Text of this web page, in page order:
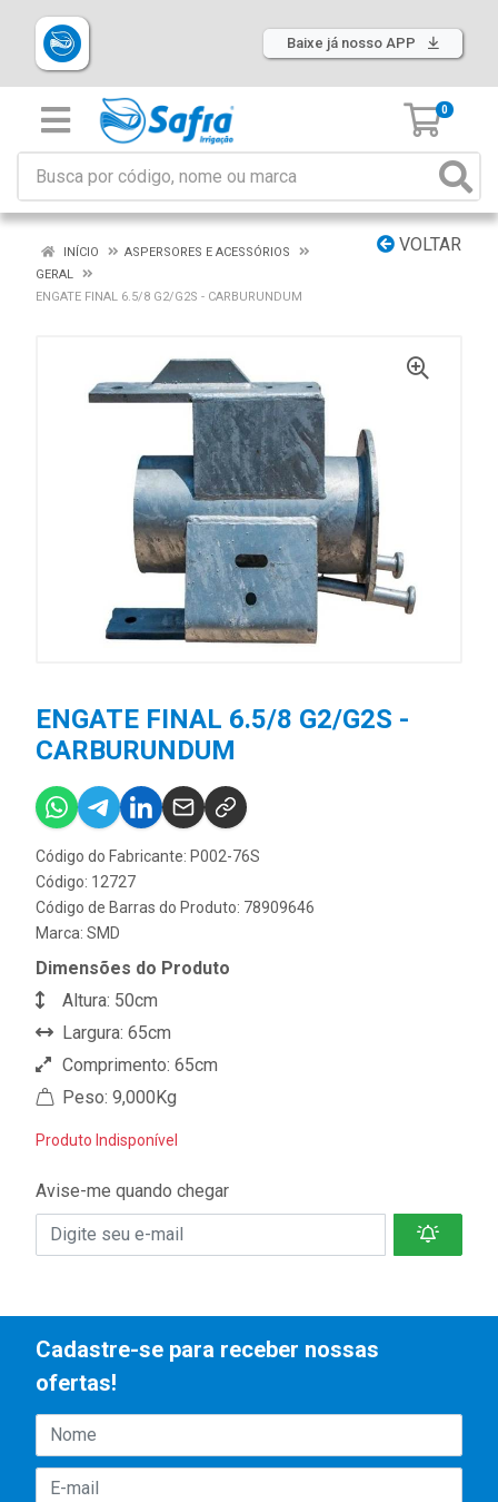
Baixe já nosso APP
0
VOLTAR
INÍCIO
ASPERSORES E ACESSÓRIOS
GERAL
ENGATE FINAL 6.5/8 G2/G2S - CARBURUNDUM
ENGATE FINAL 6.5/8 G2/G2S -
CARBURUNDUM
Código do Fabricante: P002-76S
Código: 12727
Código de Barras do Produto: 78909646
Marca: SMD
Dimensões do Produto
Altura: 50cm
Largura: 65cm
Comprimento: 65cm
Peso: 9,000Kg
Produto Indisponível
Avise-me quando chegar
Cadastre-se para receber nossas
ofertas!